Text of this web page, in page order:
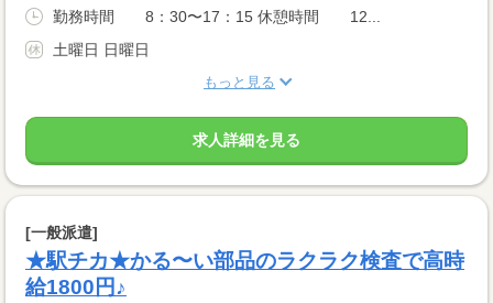
勤務時間 8：30〜17：15 休憩時間 12...
土曜日 日曜日
もっと見る
求人詳細を見る
[一般派遣]
★駅チカ★かる〜い部品のラクラク検査で高時
給1800円♪